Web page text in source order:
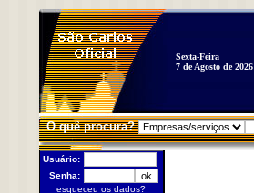
Sexta-Feira
7 de Agosto de 2026
O quê procura?
Usuário:
Senha:
esqueceu os dados?